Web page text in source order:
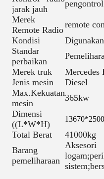
jarak jauh
Merek
Remote Radio
remote
Kondisi
Standar
perbaikan
Merek truk
Mercedes
Jenis mesin
Diesel
Max.Kekuatan
mesin
365kw
Dimensi
((L*W*H)
Total Berat
41000kg
Barang
pemeliharaan